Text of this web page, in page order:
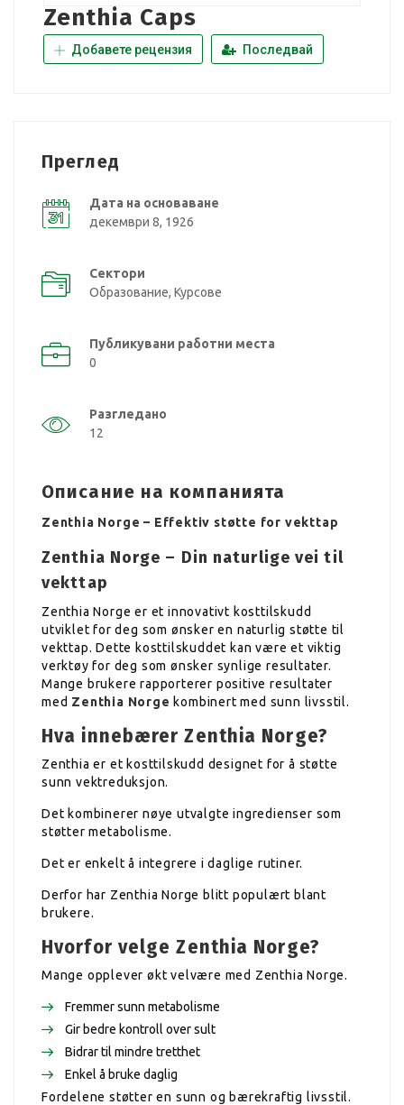
Zenthia Caps
Добавете рецензия Последвай
Преглед
Дата на основаване
декември 8, 1926
Сектори
Образование, Курсове
Публикувани работни места
0
Разгледано
12
Описание на компанията
Zenthia Norge – Effektiv støtte for vekttap
Zenthia Norge – Din naturlige vei til
vekttap
Zenthia Norge er et innovativt kosttilskudd
utviklet for deg som ønsker en naturlig støtte til
vekttap. Dette kosttilskuddet kan være et viktig
verktøy for deg som ønsker synlige resultater.
Mange brukere rapporterer positive resultater
med Zenthia Norge kombinert med sunn livsstil.
Hva innebærer Zenthia Norge?
Zenthia er et kosttilskudd designet for å støtte
sunn vektreduksjon.
Det kombinerer nøye utvalgte ingredienser som
støtter metabolisme.
Det er enkelt å integrere i daglige rutiner.
Derfor har Zenthia Norge blitt populært blant
brukere.
Hvorfor velge Zenthia Norge?
Mange opplever økt velvære med Zenthia Norge.
Fremmer sunn metabolisme
Gir bedre kontroll over sult
Bidrar til mindre tretthet
Enkel å bruke daglig
Fordelene støtter en sunn og bærekraftig livsstil.